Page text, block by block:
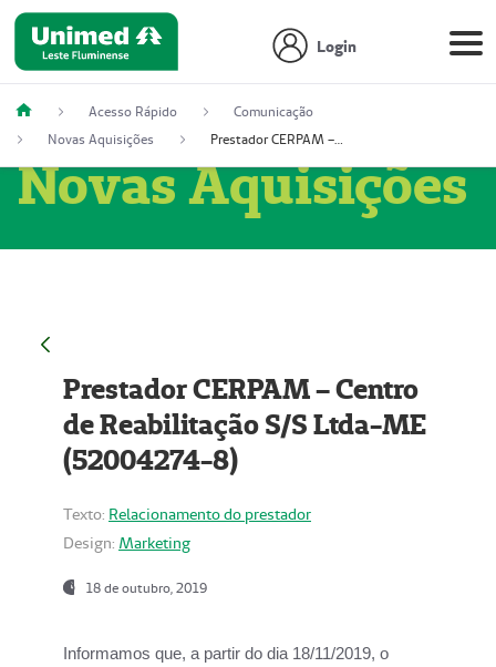
Login
Acesso Rápido
Comunicação
Novas Aquisições
Prestador CERPAM – Centro de Reabilitação S/S Ltda-ME (52004274-8)
Novas Aquisições
Prestador CERPAM – Centro
de Reabilitação S/S Ltda-ME
(52004274-8)
Texto: Relacionamento do prestador
Design: Marketing
18 de outubro, 2019
Informamos que, a partir do dia 18/11/2019, o